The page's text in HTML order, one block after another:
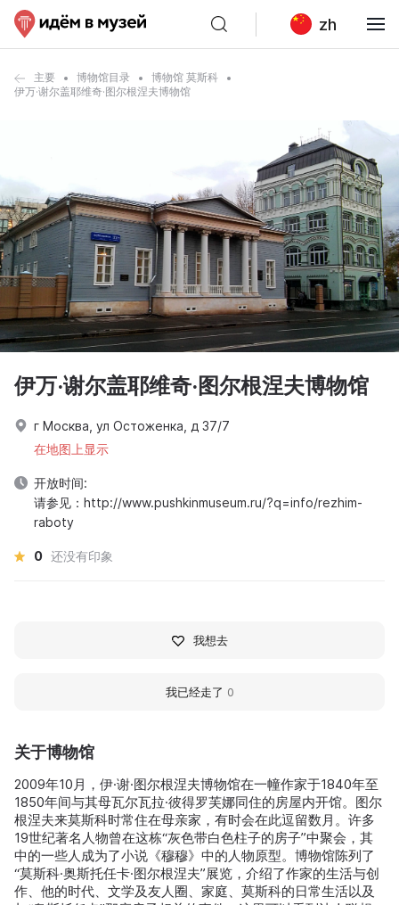
zh
主要 博物馆目录
博物馆 莫斯科
伊万·谢尔盖耶维奇·图尔根涅夫博物馆
关于博物馆
2009年10月，伊·谢·图尔根涅夫博物馆在一幢作家于1840年至
1850年间与其母瓦尔瓦拉·彼得罗芙娜同住的房屋内开馆。图尔
根涅夫来莫斯科时常住在母亲家，有时会在此逗留数月。许多
19世纪著名人物曾在这栋“灰色带白色柱子的房子”中聚会，其
中的一些人成为了小说《穆穆》中的人物原型。博物馆陈列了
“莫斯科·奥斯托任卡·图尔根涅夫”展览，介绍了作家的生活与创
作、他的时代、文学及友人圈、家庭、莫斯科的日常生活以及
伊万·谢尔盖耶维奇·图尔根涅夫博物馆
г Москва, ул Остоженка, д 37/7
在地图上显示
开放时间:
请参见：http://www.pushkinmuseum.ru/?q=info/rezhim-
raboty
0 还没有印象
我想去
我已经走了 0